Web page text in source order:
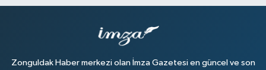
Zonguldak Haber merkezi olan İmza Gazetesi en güncel ve son